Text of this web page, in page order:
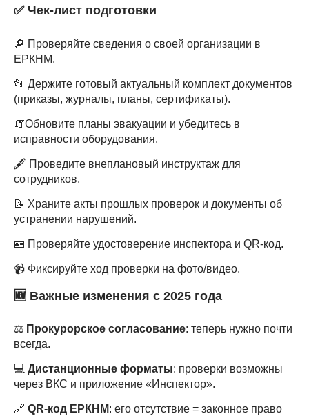
✅ Чек-лист подготовки
🔎 Проверяйте сведения о своей организации в
ЕРКНМ.
📂 Держите готовый актуальный комплект документов
(приказы, журналы, планы, сертификаты).
🧯Обновите планы эвакуации и убедитесь в
исправности оборудования.
🖋 Проведите внеплановый инструктаж для
сотрудников.
📝 Храните акты прошлых проверок и документы об
устранении нарушений.
🪪 Проверяйте удостоверение инспектора и QR-код.
📹 Фиксируйте ход проверки на фото/видео.
🆕 Важные изменения с 2025 года
⚖️ Прокурорское согласование: теперь нужно почти
всегда.
💻 Дистанционные форматы: проверки возможны
через ВКС и приложение «Инспектор».
🔗 QR-код ЕРКНМ: его отсутствие = законное право